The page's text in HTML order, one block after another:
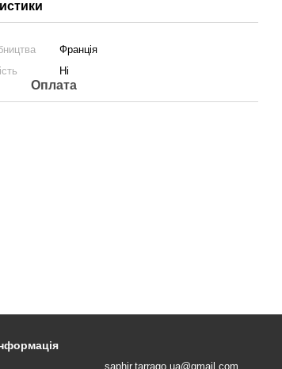
Франція
Ні
Оплата
saphir.tarrago.ua@gmail.com